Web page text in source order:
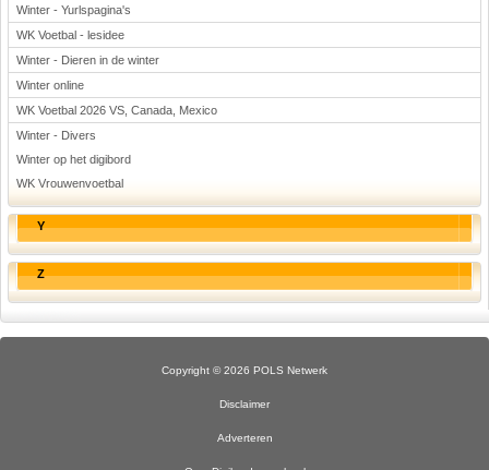
Winter - Yurlspagina's
WK Voetbal - lesidee
Winter - Dieren in de winter
Winter online
WK Voetbal 2026 VS, Canada, Mexico
Winter - Divers
Winter op het digibord
WK Vrouwenvoetbal
Y
Z
Copyright © 2026 POLS Netwerk
Disclaimer
Adverteren